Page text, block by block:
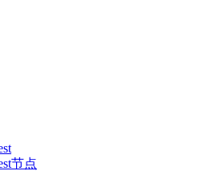
节点